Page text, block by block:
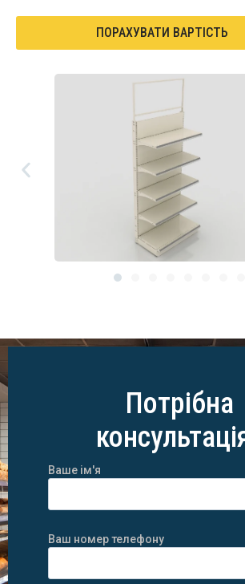
ПОРАХУВАТИ ВАРТІСТЬ
Потрібна
Ваше ім'я
Ваш номер телефону